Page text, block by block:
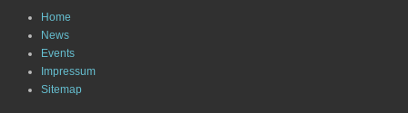
Home
News
Events
Impressum
Sitemap